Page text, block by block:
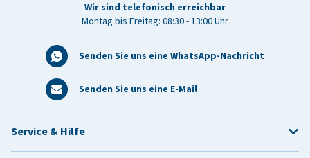
Wir sind telefonisch erreichbar
Montag bis Freitag: 08:30 - 13:00 Uhr
Senden Sie uns eine WhatsApp-Nachricht
Senden Sie uns eine E-Mail
Service & Hilfe